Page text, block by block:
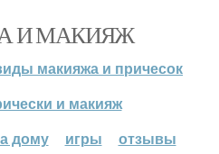
И МАКИЯЖ
макияжа и причесок
и макияж
дому
игры отзывы